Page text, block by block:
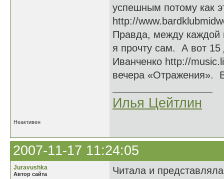
успешным потому как
http://
Правда, между каждой
я прочту сам. А вот 15
Иванченко http://
вечера «Отражения».
Илья Цейтлин
Неактивен
2007-11-17 11:24:05
Juravushka
Автор сайта
Читала и